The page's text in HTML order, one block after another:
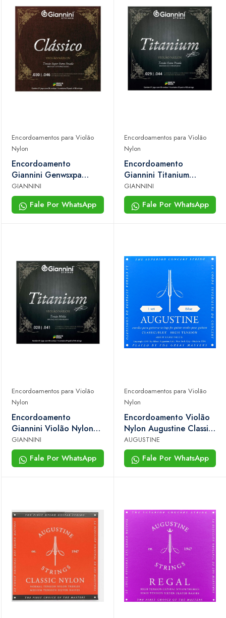
Encordoamentos para Violão
Nylon
Encordoamento
Giannini Genwsxpa
Violão Nylon Clássico
Bronze 65/35 Super
Extra Pesado
GIANNINI
Fale Por WhatsApp
Encordoamentos para Violão
Nylon
Encordoamento
Giannini Titanium
Genwxta Para Violão
Nylon – Extra Pesada
GIANNINI
Fale Por WhatsApp
Encordoamentos para Violão
Nylon
Encordoamento
Giannini Violão Nylon
Titanium 85/15 Genwtm
GIANNINI
Fale Por WhatsApp
Encordoamentos para Violão
Nylon
Encordoamento Violão
Nylon Augustine Classic
Blue Nt/ht Alta Tensão
AUGUSTINE
Fale Por WhatsApp